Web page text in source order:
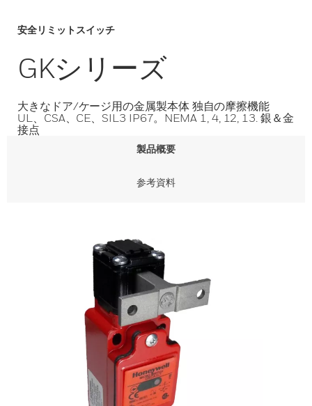
安全リミットスイッチ
GKシリーズ
大きなドア/ケージ用の金属製本体 独自の摩擦機能
UL、CSA、CE、SIL3 IP67。NEMA 1, 4, 12, 13. 銀＆金
接点
製品概要
参考資料